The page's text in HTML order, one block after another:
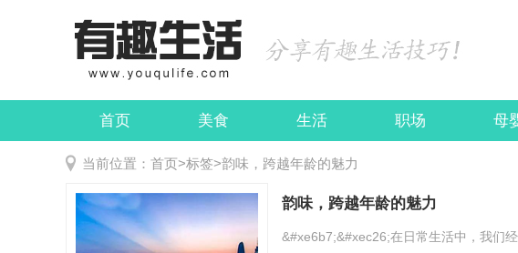
首页 美食 生活 职场 母
娱乐 民俗
当前位置： 首页>标签>韵味，跨越年龄的魅力
韵味，跨越年龄的魅力
&#xe6b7;&#xec26;在日常生活中，我们